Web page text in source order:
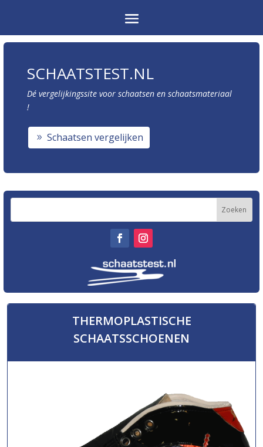
SCHAATSTEST.NL
Dé vergelijkingssite voor schaatsen en schaatsmateriaal
!
Schaatsen vergelijken
THERMOPLASTISCHE
SCHAATSSCHOENEN